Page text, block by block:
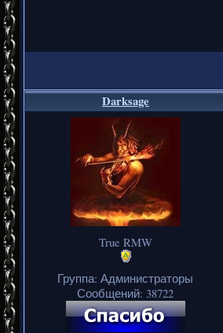
Darksage
True RMW
Группа: Администраторы
Сообщений: 38722